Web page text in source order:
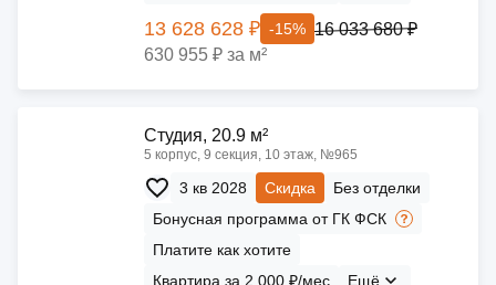
13 628 628 ₽ -15% 16 033 680 ₽
630 955 ₽ за м²
Cтудия, 20.9 м²
5 корпус, 9 секция, 10 этаж, №965
3 кв 2028 Скидка
Без отделки
Бонусная программа от ГК ФСК
Платите как хотите
Квартира за 2 000 ₽/мес
Ещё